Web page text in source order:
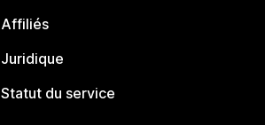
Affiliés
Juridique
Statut du service